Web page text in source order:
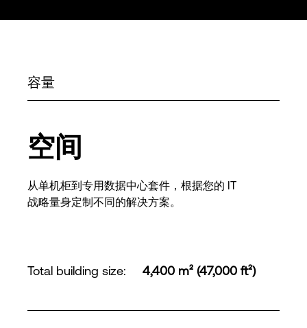
容量
空间
从单机柜到专用数据中心套件，根据您的 IT
战略量身定制不同的解决方案。
Total building size: 4,400 m² (47,000 ft²)